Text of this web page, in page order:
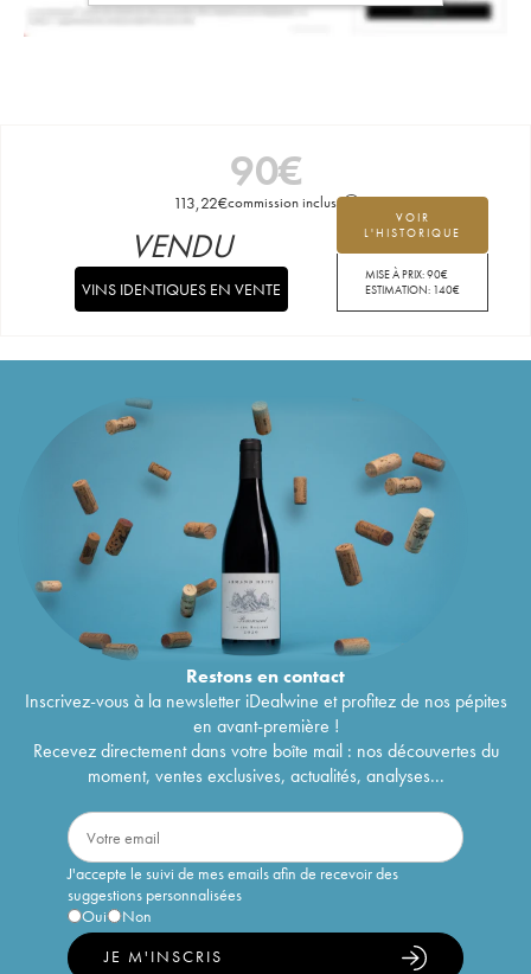
90€
113,22€commission incluse
VOIR
L'HISTORIQUE
MISE À PRIX:90€
ESTIMATION: 140€
VENDU
VINS IDENTIQUES EN VENTE
Restons encontact
Inscrivez-vous à la newsletter iDealwine et profitez de nos pépites
en avant-première !
Recevez directement dans votre boîte mail : nos découvertes du
moment, ventes exclusives, actualités, analyses...
J'accepte le suivi de mes emails afin de recevoir des
suggestions personnalisées
Oui
Non
JE M'INSCRIS